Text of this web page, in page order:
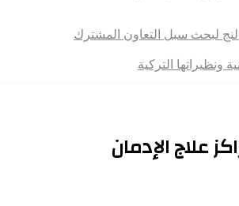
لبحث سبل التعاون المشترك
ونظيراتها التركية
علاج الإدمان